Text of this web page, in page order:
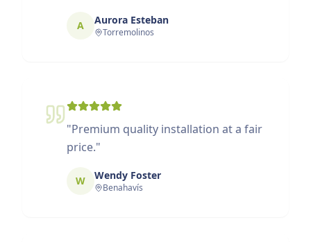
A Aurora Esteban
Torremolinos
"Premium quality installation at a fair
price."
W Wendy Foster
Benahavís